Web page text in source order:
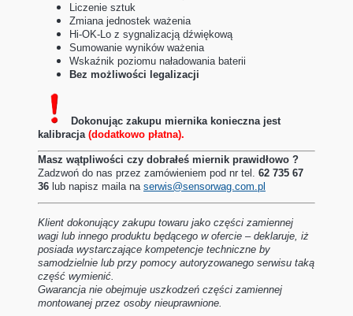
Liczenie sztuk
Zmiana jednostek ważenia
Hi-OK-Lo z sygnalizacją dźwiękową
Sumowanie wyników ważenia
Wskaźnik poziomu naładowania baterii
Bez możliwości legalizacji
Dokonując zakupu miernika konieczna jest
kalibracja (dodatkowo płatna).
Masz wątpliwości czy dobrałeś miernik prawidłowo ?
Zadzwoń do nas przez zamówieniem pod nr tel. 62 735 67
36 lub napisz maila na serwis@sensorwag.com.pl
Klient dokonujący zakupu towaru jako części zamiennej
wagi lub innego produktu będącego w ofercie – deklaruje, iż
posiada wystarczające kompetencje techniczne by
samodzielnie lub przy pomocy autoryzowanego serwisu taką
część wymienić.
Gwarancja nie obejmuje uszkodzeń części zamiennej
montowanej przez osoby nieuprawnione.